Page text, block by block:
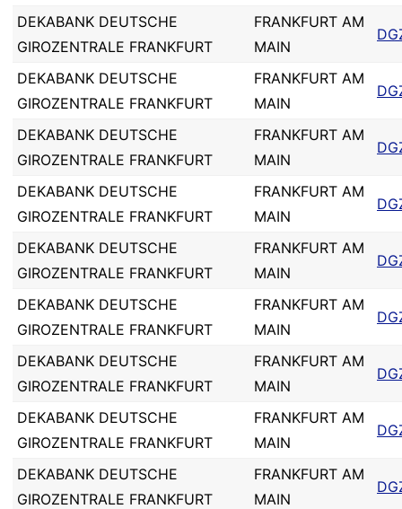
DEKABANK DEUTSCHE
GIROZENTRALE FRANKFURT
FRANKFURT AM
MAIN
DEKABANK DEUTSCHE
GIROZENTRALE FRANKFURT
FRANKFURT AM
MAIN
DEKABANK DEUTSCHE
GIROZENTRALE FRANKFURT
FRANKFURT AM
MAIN
DEKABANK DEUTSCHE
GIROZENTRALE FRANKFURT
FRANKFURT AM
MAIN
DEKABANK DEUTSCHE
GIROZENTRALE FRANKFURT
FRANKFURT AM
MAIN
DEKABANK DEUTSCHE
GIROZENTRALE FRANKFURT
FRANKFURT AM
MAIN
DEKABANK DEUTSCHE
GIROZENTRALE FRANKFURT
FRANKFURT AM
MAIN
DEKABANK DEUTSCHE
GIROZENTRALE FRANKFURT
FRANKFURT AM
MAIN
DEKABANK DEUTSCHE
GIROZENTRALE FRANKFURT
FRANKFURT AM
MAIN